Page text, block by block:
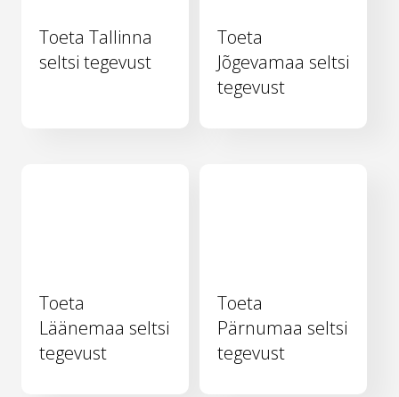
Toeta Tallinna
seltsi tegevust
Toeta
Jõgevamaa seltsi
tegevust
Toeta
Läänemaa seltsi
tegevust
Toeta
Pärnumaa seltsi
tegevust